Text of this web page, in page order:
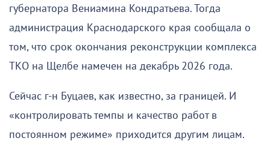
губернатора Вениамина Кондратьева. Тогда
администрация Краснодарского края сообщала о
том, что срок окончания реконструкции комплекса
ТКО на Щелбе намечен на декабрь 2026 года.
Сейчас г-н Буцаев, как известно, за границей. И
«контролировать темпы и качество работ в
постоянном режиме» приходится другим лицам.